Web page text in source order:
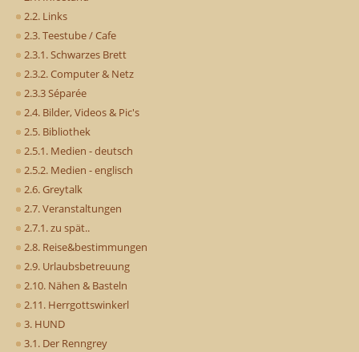
2.2. Links
2.3. Teestube / Cafe
2.3.1. Schwarzes Brett
2.3.2. Computer & Netz
2.3.3 Séparée
2.4. Bilder, Videos & Pic's
2.5. Bibliothek
2.5.1. Medien - deutsch
2.5.2. Medien - englisch
2.6. Greytalk
2.7. Veranstaltungen
2.7.1. zu spät..
2.8. Reise&bestimmungen
2.9. Urlaubsbetreuung
2.10. Nähen & Basteln
2.11. Herrgottswinkerl
3. HUND
3.1. Der Renngrey